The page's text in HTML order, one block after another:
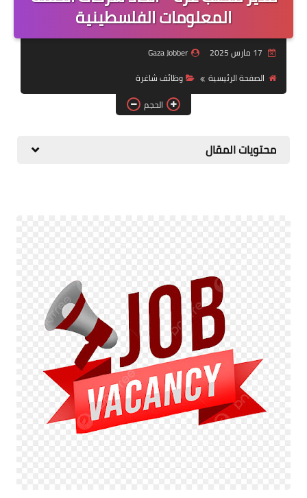
منوعات
نماذج سيرة ذاتية
المعلومات الفلسطينية
Gaza Jobber
الصفحة الرئيسية
وظائف شاغرة
الحجم
محتويات المقال